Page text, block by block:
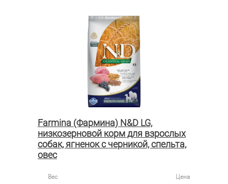
Farmina (Фармина) N&D LG,
низкозерновой корм для взрослых
собак, ягненок с черникой, спельта,
овес
Вес Цена